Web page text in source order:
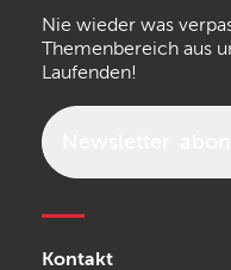
Walrus Audio
Nie wieder was
Themenbereich aus
Laufenden!
Kontakt